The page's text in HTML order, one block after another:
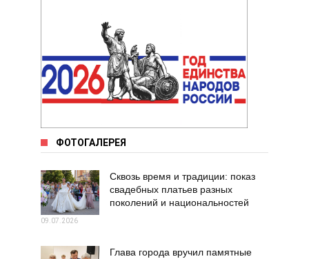
ФОТОГАЛЕРЕЯ
Сквозь время и традиции: показ
свадебных платьев разных
поколений и национальностей
09.07.2026
Глава города вручил памятные